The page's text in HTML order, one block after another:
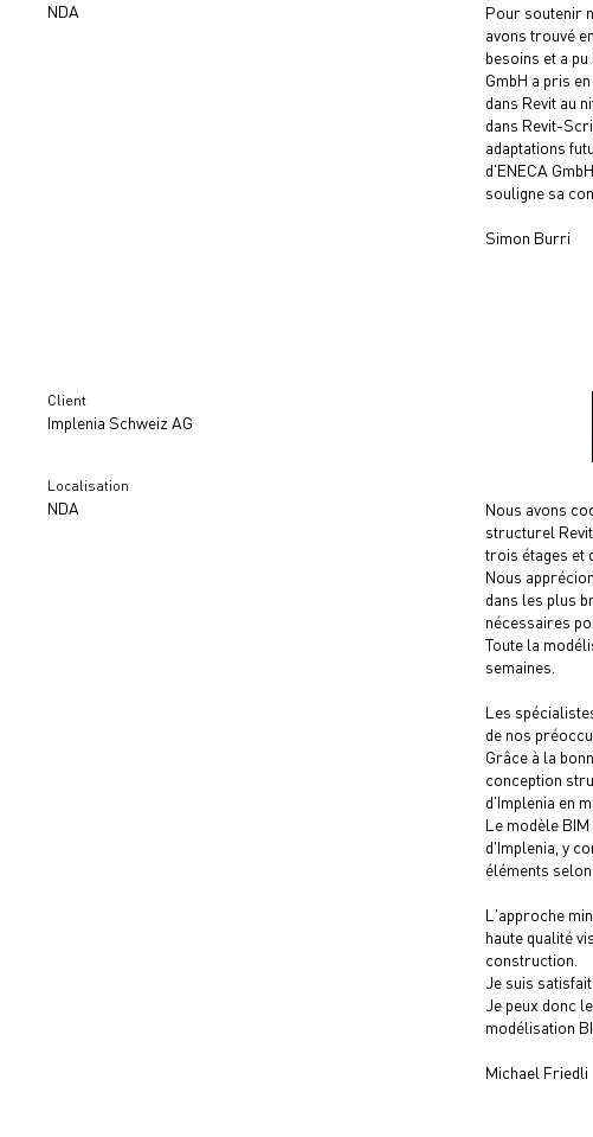
NDA
Pour soutenir
avons trouvé
besoins et a
GmbH a pris
dans Revit au
dans Revit-
adaptations
d'ENECA
souligne sa
Simon Burri
Client
Implenia Schweiz AG
Localisation
NDA
Nous avons
structurel
trois étages et
Nous
dans les plus
nécessaires
Toute la
semaines.
Les
de nos
Grâce à la
conception
d'Implenia en
Le modèle
d'Implenia, y
éléments
L'approche
haute qualité
construction.
Je suis
Je peux donc
modélisation
Michael Friedli